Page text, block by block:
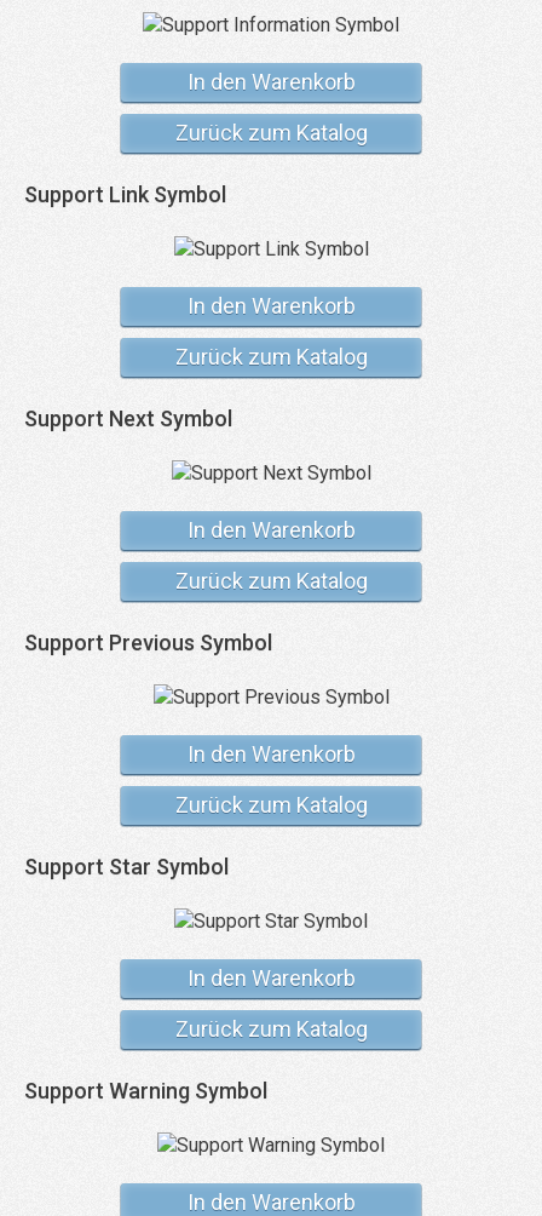
In den Warenkorb
Zurück zum Katalog
Support Link Symbol
In den Warenkorb
Zurück zum Katalog
Support Next Symbol
In den Warenkorb
Zurück zum Katalog
Support Previous Symbol
In den Warenkorb
Zurück zum Katalog
Support Star Symbol
In den Warenkorb
Zurück zum Katalog
Support Warning Symbol
In den Warenkorb